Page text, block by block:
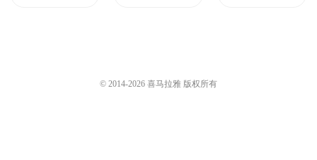
© 2014-2026 喜马拉雅 版权所有